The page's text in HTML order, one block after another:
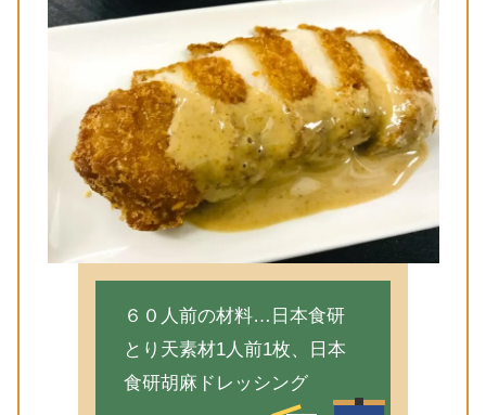
６０人前の材料…日本食研
とり天素材1人前1枚、日本
食研胡麻ドレッシング